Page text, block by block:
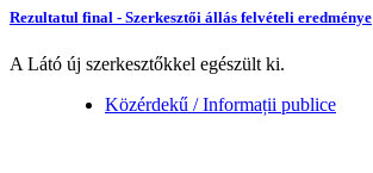
Rezultatul final - Szerkesztői állás felvételi eredménye
A Látó új szerkesztőkkel egészült ki.
Közérdekű / Informații publice